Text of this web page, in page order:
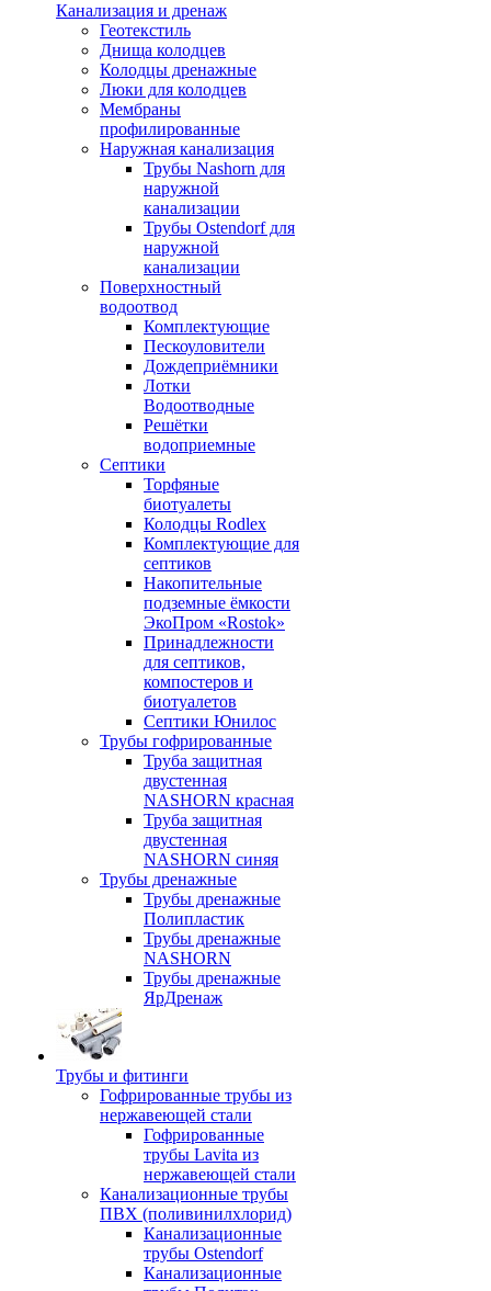
Канализация и дренаж
Геотекстиль
Днища колодцев
Колодцы дренажные
Люки для колодцев
Мембраны
профилированные
Наружная канализация
Трубы Nashorn для
наружной
канализации
Трубы Ostendorf для
наружной
канализации
Поверхностный
водоотвод
Комплектующие
Пескоуловители
Дождеприёмники
Лотки
Водоотводные
Решётки
водоприемные
Септики
Торфяные
биотуалеты
Колодцы Rodlex
Комплектующие для
септиков
Накопительные
подземные ёмкости
ЭкоПром «Rostok»
Принадлежности
для септиков,
компостеров и
биотуалетов
Септики Юнилос
Трубы гофрированные
Труба защитная
двустенная
NASHORN красная
Труба защитная
двустенная
NASHORN синяя
Трубы дренажные
Трубы дренажные
Полипластик
Трубы дренажные
NASHORN
Трубы дренажные
ЯрДренаж
Трубы и фитинги
Гофрированные трубы из
нержавеющей стали
Гофрированные
трубы Lavita из
нержавеющей стали
Канализационные трубы
ПВХ (поливинилхлорид)
Канализационные
трубы Ostendorf
Канализационные